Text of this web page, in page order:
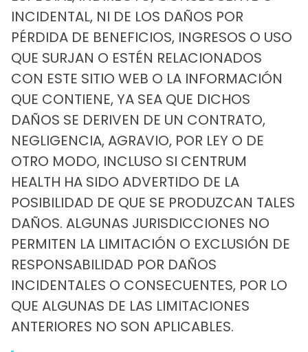
INCIDENTAL, NI DE LOS DAÑOS POR
PÉRDIDA DE BENEFICIOS, INGRESOS O USO
QUE SURJAN O ESTÉN RELACIONADOS
CON ESTE SITIO WEB O LA INFORMACIÓN
QUE CONTIENE, YA SEA QUE DICHOS
DAÑOS SE DERIVEN DE UN CONTRATO,
NEGLIGENCIA, AGRAVIO, POR LEY O DE
OTRO MODO, INCLUSO SI CENTRUM
HEALTH HA SIDO ADVERTIDO DE LA
POSIBILIDAD DE QUE SE PRODUZCAN TALES
DAÑOS. ALGUNAS JURISDICCIONES NO
PERMITEN LA LIMITACIÓN O EXCLUSIÓN DE
RESPONSABILIDAD POR DAÑOS
INCIDENTALES O CONSECUENTES, POR LO
QUE ALGUNAS DE LAS LIMITACIONES
ANTERIORES NO SON APLICABLES.